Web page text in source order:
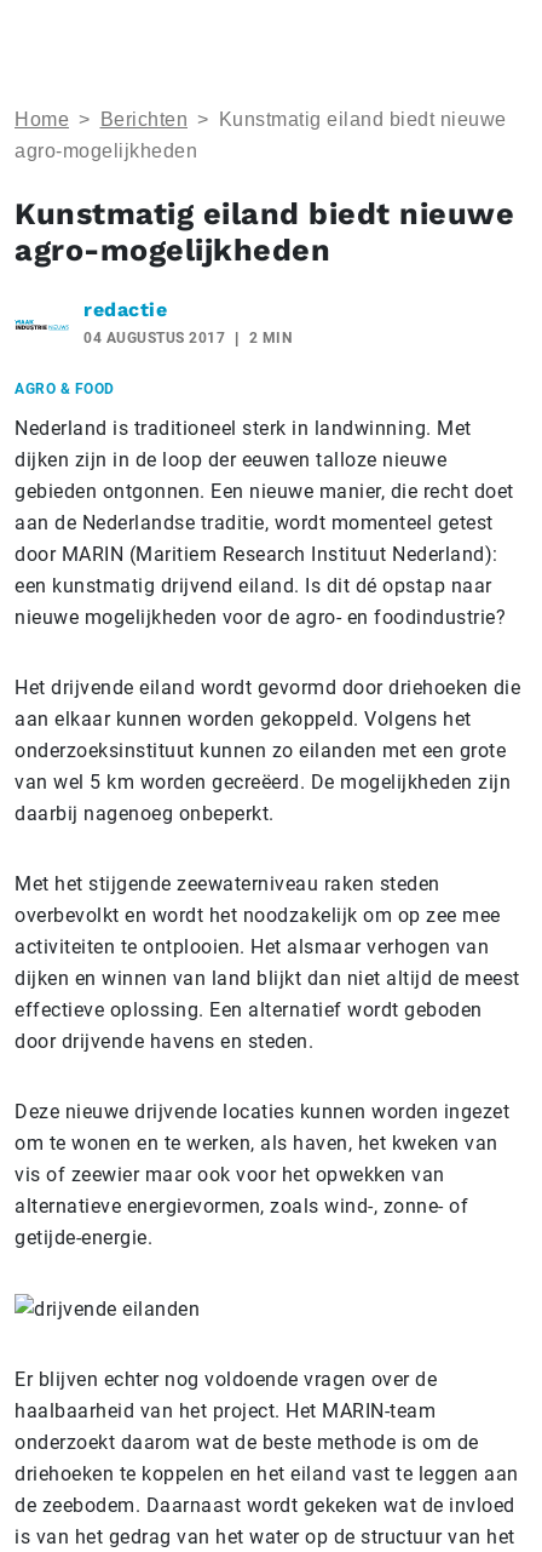
Home > Berichten >
Kunstmatig eiland biedt nieuwe
agro-mogelijkheden
Kunstmatig eiland biedt nieuwe
agro-mogelijkheden
redactie
04 AUGUSTUS 2017 2 MIN
AGRO & FOOD
Nederland is traditioneel sterk in landwinning. Met
dijken zijn in de loop der eeuwen talloze nieuwe
gebieden ontgonnen. Een nieuwe manier, die recht doet
aan de Nederlandse traditie, wordt momenteel getest
door MARIN (Maritiem Research Instituut Nederland):
een kunstmatig drijvend eiland. Is dit dé opstap naar
nieuwe mogelijkheden voor de agro- en foodindustrie?
Het drijvende eiland wordt gevormd door driehoeken die
aan elkaar kunnen worden gekoppeld. Volgens het
onderzoeksinstituut kunnen zo eilanden met een grote
van wel 5 km worden gecreëerd. De mogelijkheden zijn
daarbij nagenoeg onbeperkt.
Met het stijgende zeewaterniveau raken steden
overbevolkt en wordt het noodzakelijk om op zee mee
activiteiten te ontplooien. Het alsmaar verhogen van
dijken en winnen van land blijkt dan niet altijd de meest
effectieve oplossing. Een alternatief wordt geboden
door drijvende havens en steden.
Deze nieuwe drijvende locaties kunnen worden ingezet
om te wonen en te werken, als haven, het kweken van
vis of zeewier maar ook voor het opwekken van
alternatieve energievormen, zoals wind-, zonne- of
getijde-energie.
Er blijven echter nog voldoende vragen over de
haalbaarheid van het project. Het MARIN-team
onderzoekt daarom wat de beste methode is om de
driehoeken te koppelen en het eiland vast te leggen aan
de zeebodem. Daarnaast wordt gekeken wat de invloed
is van het gedrag van het water op de structuur van het